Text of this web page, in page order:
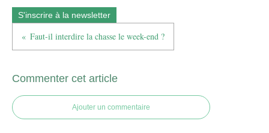
S'inscrire à la newsletter
Faut-il interdire la chasse le week-end ?
Commenter cet article
Ajouter un commentaire